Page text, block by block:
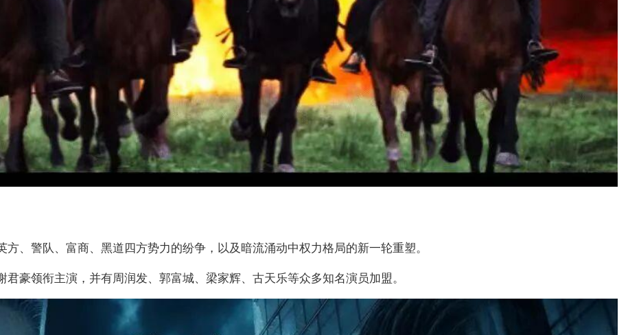
、警队、富商、黑道四方势力的纷争，以及暗流涌动中权力格局的新一轮重塑。
豪领衔主演，并有周润发、郭富城、梁家辉、古天乐等众多知名演员加盟。